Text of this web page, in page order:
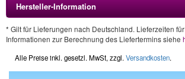
Hersteller-Information
* Gilt für Lieferungen nach Deutschland. Lieferzeiten
Informationen zur Berechnung des Liefertermins siehe
Alle Preise inkl. gesetzl. MwSt, zzgl. Versandkosten.